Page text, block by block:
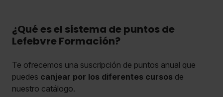
¿Qué es el sistema de puntos de
Lefebvre Formación?
Te ofrecemos una suscripción de puntos anual que
puedes canjear por los diferentes cursos de
nuestro catálogo.